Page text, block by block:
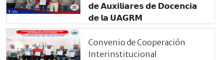
𝗱𝗲 𝗔𝘂𝘅𝗶𝗹𝗶𝗮𝗿𝗲𝘀 𝗱𝗲 𝗗𝗼𝗰𝗲𝗻𝗰𝗶𝗮
𝗱𝗲 𝗹𝗮 𝗨𝗔𝗚𝗥𝗠
Convenio de Cooperación
Interinstitucional